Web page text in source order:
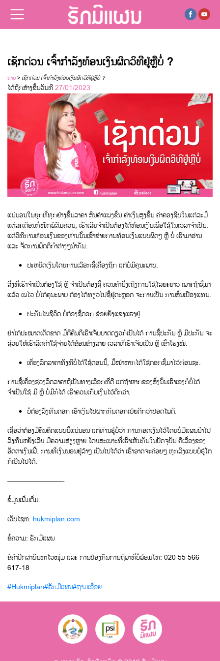
ເຊັກດ່ວນ ເຈົ້າກຳລັງທ້ອນເງິນຜິດວິທີຢູ່ຫຼືບໍ່ ?
ຂ່າວ> ເຊັກດ່ວນ ເຈົ້າກຳລັງທ້ອນເງິນຜິດວິທີຢູ່ຫຼືບໍ່ ?
ໄດ້ຖືກສ້າງຂື້ນວັນທີ 27/01/2023
ແນ່ນອນໃນຍຸກທີ່ທຸກຢ່າງຂຶ້ນລາຄາ ສິນຄ້າແພງຂຶ້ນ ຄ່າເງິນສູງຂຶ້ນ ຄ່າຄອງຊີບໃນແຕ່ລະມື້
ແຕ່ລະເດືອນກໍ່ໜັກພໍສົມຄວນ, ເຮົາເລີຍຈຳເປັນຕ້ອງໄດ້ທ້ອນເງິນເພື່ອໃຊ້ໃນເວລາຈຳເປັນ.
ແຕ່ວິທີການທ້ອນເງິນຂອງທ່ານນັ້ນເຂົ້າຂ່າຍການທ້ອນເງິນແບບຜິດໆ ຫຼື ບໍ່ ເຮົາມາອ່ານ
ແລະ ຈັດການພຶດຕິກຳຕ່າງໆນຳກັນ.
ປະຫຍັດເງິນໂດຍການເລືອກຊື້ເຄື່ອງຖືກ ແຕ່ບໍ່ມີຄຸນະພາບ.
ສິ່ງທີ່ເຮົາຈຳເປັນຕ້ອງໃຊ້ ຫຼື ຈຳເປັນຕ້ອງຊື້ ຄວນຄຳນຶ່ງເຖິງການໃຊ້ໄລຍະຍາວ ເພາະຖ້າຊື້ມາ
ແລ້ວ ເພໄວ ບໍ່ໄດ້ຄຸນະພາບ ຕ້ອງໄດ້ທຽວໄປຊື້ຢູ່ຕະຫຼອດ ຈະກາຍເປັນ ການສິ້ນເປືອງແທນ.
ປະກັນໄພຊີວິດ ບໍ່ຕ້ອງຊື້ດອກ ຂ້ອຍຍັງແຂງແຮງຢູ່.
ຢ່າໄດ້ປະໝາດເດັດຂາດ ມື້ດີຄືນດີເຮົາເຈັບບາດດຽວກໍເປັນໄດ້ ການຊື້ປະກັນ ຫຼື ມີປະກັນ ຈະ
ຊ່ວຍໃຫ້ເຮົາລົດຄ່າໃຊ້ຈ່າຍໄດ້ຂ້ອນຂ້າງລາຍ ເວລາທີ່ເຮົາເຈັບເປັນ ຫຼື ເຂົ້າໂຮງໝໍ.
ເຄື່ອງລົດລາຄາທັງທີບໍ່ໄດ້ໃຊ້ຕອນນີ້, ມື້ໜ້າຫາກໄດ້ໃຊ້ດອກຊື້ມາໄວ້ກ່ອນຊະ.
ການຊື້ເຄື່ອງຊ່ວງລົດລາຄາຖືເປັນທາງເລືອກທີ່ດີ ແຕ່ຖ້າຫາກຂອງສິ່ງນັ້ນເຮົາເອງກໍບໍ່ໄດ້
ຈຳເປັນໃຊ້ ມີ ຫຼື ບໍ່ມີກໍໄດ້ ເຮົາຄວນເກັບເງິນໄວ້ດີກວ່າ.
ບໍ່ຕ້ອງລົງທຶນດອກ ເອົາເງິນໄປຝາກກິນດອກເບ້ຍດີກວ່າປອດໄພດີ.
ເຊື່ອວ່າຕ້ອງມີຄົນຄິດແບບນີ້ແນ່ນອນ ແຕ່ທ່ານຮູ້ບໍ່ວ່າ ການກອດເງິນໄວ້ໂດຍບໍ່ມີແຜນນຳໄປ
ລົງທຶນຫຍັງເລີຍ ມີຄວາມສ່ຽງຫຼາຍ ໂດຍສະເພາະທີ່ເຮົາເຫັນກັນໃນປັດຈຸບັນ ຄືເລື່ອງຂອງ
ອັດຕາເງິນເຟີ້. ການທີ່ເງິນນອນຢູ່ລ້າໆ ເປັນໄປໄດ້ວ່າ ເຮົາອາດຈະຄ່ອຍໆ ທຸກລົງແບບບໍ່ຮູ້ໂຕ
ກໍເປັນໄປໄດ້.
————————-
ຂໍ້ມູນເພີ່ມຕື່ມ:
ເວັບໄຊທ: hukmiplan.com
ຂໍ້ຄວາມ: ຮັກມີແຜນ
ຂໍຄຳປຶກສາບັນຫາໄວໜຸ່ມ ແລະ ການປ້ອງກັນການຖືພາທີ່ບໍ່ພ້ອມໂທ: 020 55 566
617-18
#Hukmiplan#ຮັກມີແຜນ#ຖາມເອື້ອຍ